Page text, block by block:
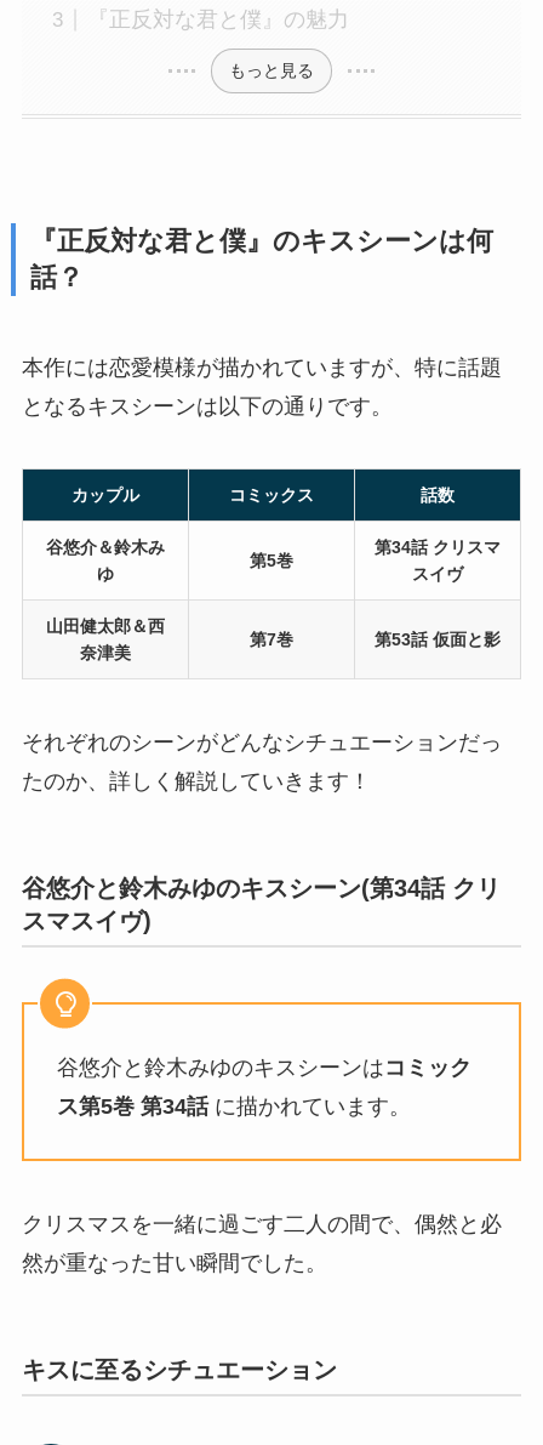
『正反対な君と僕』の魅力
もっと見る
『正反対な君と僕』のキスシーンは何
話？
本作には恋愛模様が描かれていますが、特に話題
となるキスシーンは以下の通りです。
カップル コミックス 話数
谷悠介＆鈴木み
ゆ
第5巻
第34話 クリスマ
スイヴ
山田健太郎＆西
奈津美
第7巻 第53話 仮面と影
それぞれのシーンがどんなシチュエーションだっ
たのか、詳しく解説していきます！
谷悠介と鈴木みゆのキスシーン(第34話 クリ
スマスイヴ)
谷悠介と鈴木みゆのキスシーンはコミック
ス第5巻 第34話に描かれています。
クリスマスを一緒に過ごす二人の間で、偶然と必
然が重なった甘い瞬間でした。
キスに至るシチュエーション